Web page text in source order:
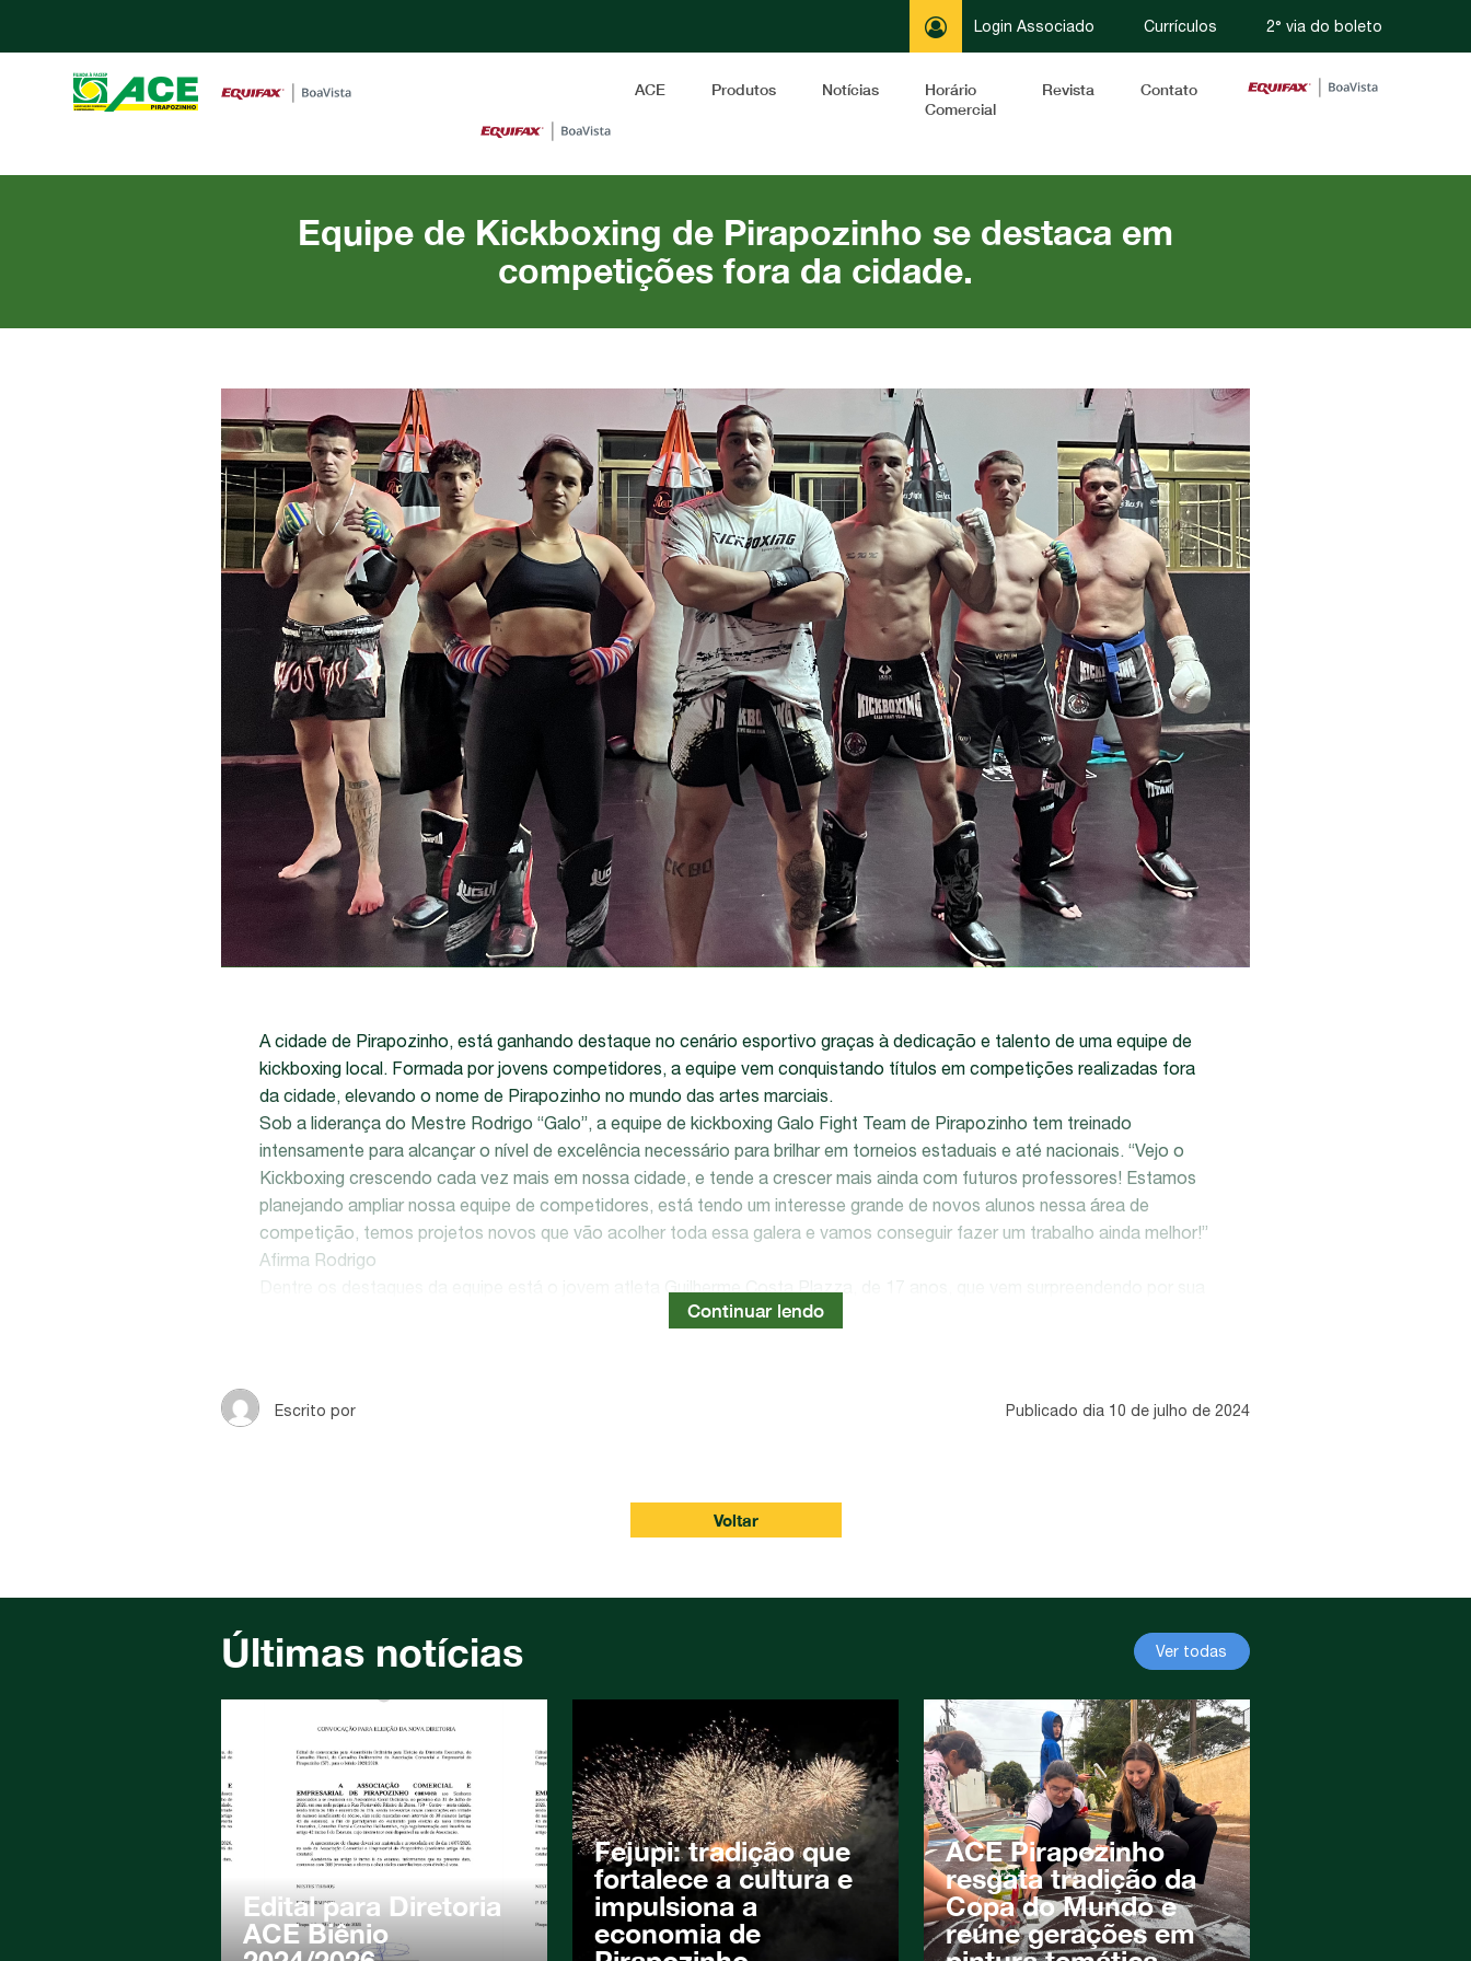
Login Associado Currículos 2° via do boleto
ACE Produtos Notícias
Horário
Comercial
Revista Contato
Equipe de Kickboxing de Pirapozinho se destaca em
competições fora da cidade.
A cidade de Pirapozinho, está ganhando destaque no cenário esportivo graças à dedicação e talento de uma equipe de
kickboxing local. Formada por jovens competidores, a equipe vem conquistando títulos em competições realizadas fora
da cidade, elevando o nome de Pirapozinho no mundo das artes marciais.
Sob a liderança do Mestre Rodrigo “Galo”, a equipe de kickboxing Galo Fight Team de Pirapozinho tem treinado
intensamente para alcançar o nível de excelência necessário para brilhar em torneios estaduais e até nacionais. “Vejo o
Kickboxing crescendo cada vez mais em nossa cidade, e tende a crescer mais ainda com futuros professores! Estamos
planejando ampliar nossa equipe de competidores, está tendo um interesse grande de novos alunos nessa área de
competição, temos projetos novos que vão acolher toda essa galera e vamos conseguir fazer um trabalho ainda melhor!”
Afirma Rodrigo
habilidade apesar de sua juventude. “Eu sou muito grato por meio dos meus professores por terem me instruído até hoje e
importância do esporte como meio de inclusão social e desenvolvimento pessoal. A cidade, orgulhosa de seus atletas,
Escrito por Publicado dia 10 de julho de 2024
Voltar
Últimas notícias Ver todas
Edital para Diretoria
ACE Biênio
Fejupi: tradição que
fortalece a cultura e
impulsiona a
economia de
ACE Pirapozinho
resgata tradição da
Copa do Mundo e
reúne gerações em